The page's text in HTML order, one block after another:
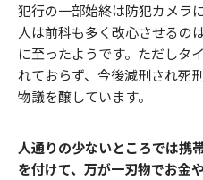
犯行の一部始終は防犯カメラ
人は前科も多く改心させるの
に至ったようです。ただしタ
れておらず、今後減刑され死
物議を醸しています。
人通りの少ないところでは携
を付けて、万が一刃物でお金